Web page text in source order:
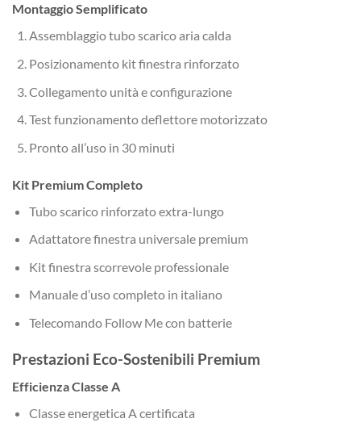
Montaggio Semplificato
Assemblaggio tubo scarico aria calda
Posizionamento kit finestra rinforzato
Collegamento unità e configurazione
Test funzionamento deflettore motorizzato
Pronto all’uso in 30 minuti
Kit Premium Completo
Tubo scarico rinforzato extra-lungo
Adattatore finestra universale premium
Kit finestra scorrevole professionale
Manuale d’uso completo in italiano
Telecomando Follow Me con batterie
Prestazioni Eco-Sostenibili Premium
Efficienza Classe A
Classe energetica A certificata